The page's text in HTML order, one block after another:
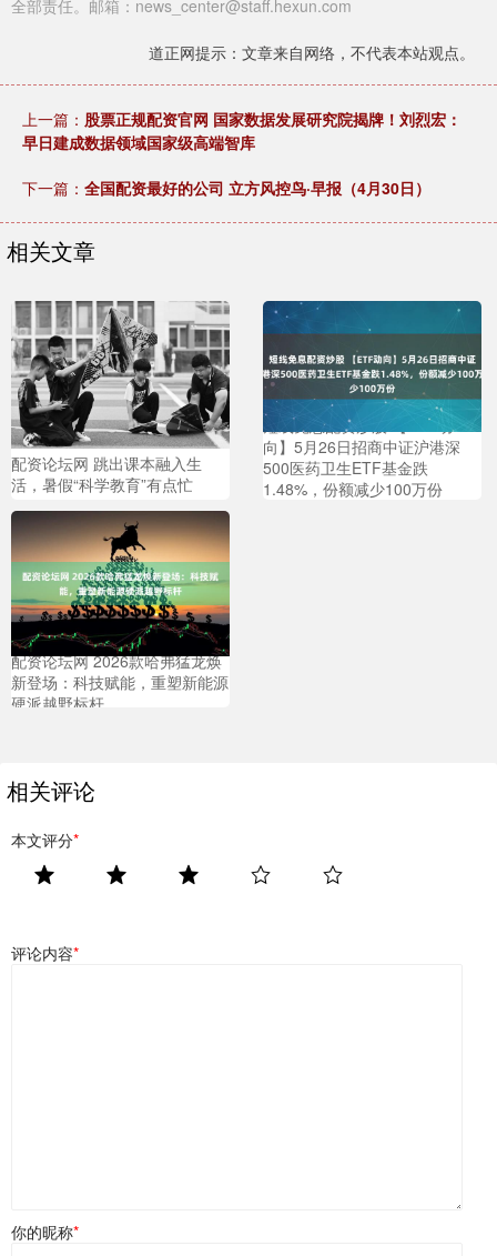
全部责任。邮箱：news_center@staff.hexun.com
道正网提示：文章来自网络，不代表本站观点。
上一篇： 股票正规配资官网 国家数据发展研究院揭牌！刘烈宏：
早日建成数据领域国家级高端智库
下一篇： 全国配资最好的公司 立方风控鸟·早报（4月30日）
相关文章
配资论坛网 跳出课本融入生
活，暑假“科学教育”有点忙
短线免息配资炒股 【ETF动
向】5月26日招商中证沪港深
500医药卫生ETF基金跌
1.48%，份额减少100万份
配资论坛网 2026款哈弗猛龙焕
新登场：科技赋能，重塑新能源
硬派越野标杆
相关评论
本文评分*
评论内容*
你的昵称*